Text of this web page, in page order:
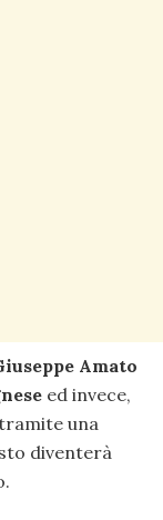
Amato
ed invece,
una
diventerà